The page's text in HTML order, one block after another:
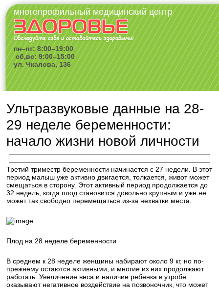
многопрофильный медицинский центр
пн–пт: 8:00–19:00
сб,вс: 9:00–15:00
ул. Чкалова, 136
Ультразвуковые данные на 28-
29 неделе беременности:
начало жизни новой личности
Третий триместр беременности начинается с 27 недели. В этот
период малыш уже активно двигается, толкается, живот может
смещаться в сторону. Этот активный период продолжается до
32 недель, когда плод становится довольно крупным и уже не
может так свободно перемещаться из-за нехватки места.
Плод на 28 неделе беременности
В среднем к 28 неделе женщины набирают около 9 кг, но по-
прежнему остаются активными, и многие из них продолжают
работать. Увеличение веса и наличие ребенка в утробе
оказывают негативное воздействие на позвоночник, что может